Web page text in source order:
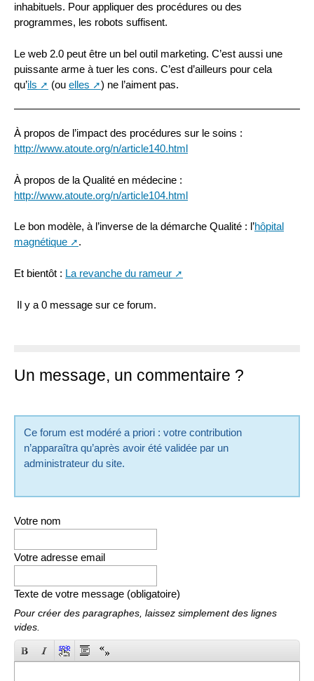
inhabituels. Pour appliquer des procédures ou des
programmes, les robots suffisent.
Le web 2.0 peut être un bel outil marketing. C’est aussi une
puissante arme à tuer les cons. C’est d’ailleurs pour cela
qu’ils (ou elles ) ne l’aiment pas.
À propos de l’impact des procédures sur le soins :
http://www.atoute.org/n/article140.html
À propos de la Qualité en médecine :
http://www.atoute.org/n/article104.html
Le bon modèle, à l’inverse de la démarche Qualité : l’hôpital
magnétique
.
Et bientôt : La revanche du rameur
Il y a 0 message sur ce forum.
Un message, un commentaire ?
Ce forum est modéré a priori : votre contribution
n’apparaîtra qu’après avoir été validée par un
administrateur du site.
Votre nom
Votre adresse email
Texte de votre message (obligatoire)
Pour créer des paragraphes, laissez simplement des lignes
vides.